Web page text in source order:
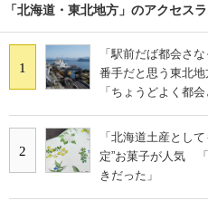
「北海道・東北地方」のアクセス
1
「駅前だば都会さ
番手だと思う東北
「ちょうどよく都
2
「北海道土産とし
定”お菓子が人気
きだった」